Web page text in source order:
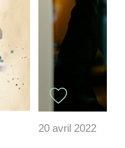
20 avril 2022